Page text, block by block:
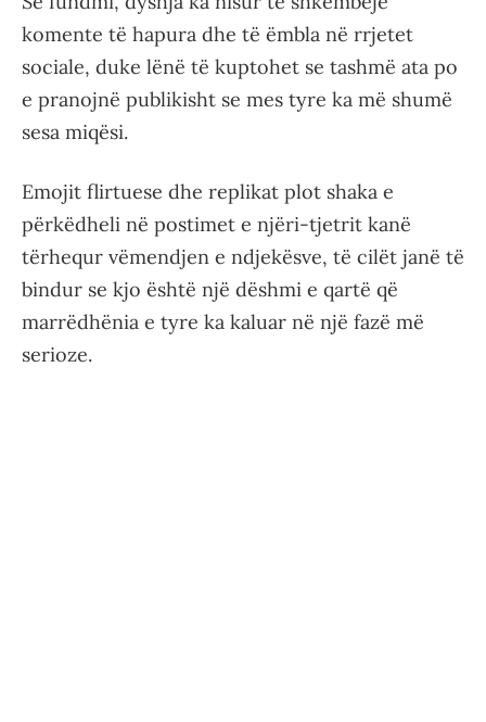
komente të hapura dhe të ëmbla në rrjetet
sociale, duke lënë të kuptohet se tashmë ata po
e pranojnë publikisht se mes tyre ka më shumë
sesa miqësi.
Emojit flirtuese dhe replikat plot shaka e
përkëdheli në postimet e njëri-tjetrit kanë
tërhequr vëmendjen e ndjekësve, të cilët janë të
bindur se kjo është një dëshmi e qartë që
marrëdhënia e tyre ka kaluar në një fazë më
serioze.